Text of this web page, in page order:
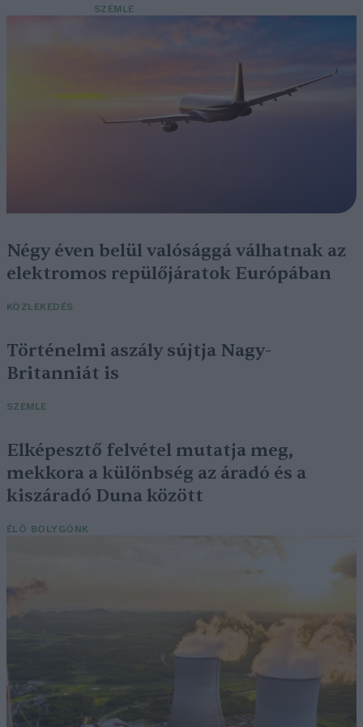
SZEMLE
Négy éven belül valósággá válhatnak az
elektromos repülőjáratok Európában
KÖZLEKEDÉS
Történelmi aszály sújtja Nagy-
Britanniát is
SZEMLE
Elképesztő felvétel mutatja meg,
mekkora a különbség az áradó és a
kiszáradó Duna között
ÉLŐ BOLYGÓNK